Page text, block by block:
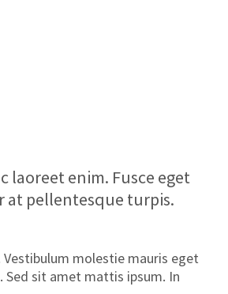
laoreet enim. Fusce eget
at pellentesque turpis.
molestie mauris eget
Sed sit amet mattis ipsum. In